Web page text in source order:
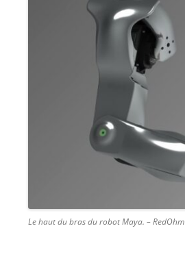
Le haut du bras du robot Maya. – RedOhm